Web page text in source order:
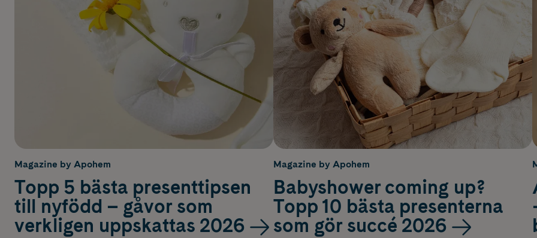
Magazine by Apohem
Topp 5 bästa presenttipsen
till nyfödd – gåvor som
verkligen uppskattas 2026
Magazine by Apohem
Babyshower coming up?
Topp 10 bästa presenterna
som gör succé 2026